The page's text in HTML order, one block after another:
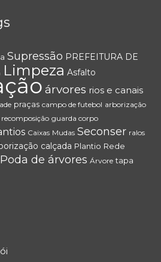
Supressão PREFEITURA DE
Limpeza Asfalto
árvores rios e canais
praças campo de futebol arborização
recomposição guarda corpo
Caixas Mudas Seconser ralos
calçada Plantio Rede
Poda de árvores Árvore tapa